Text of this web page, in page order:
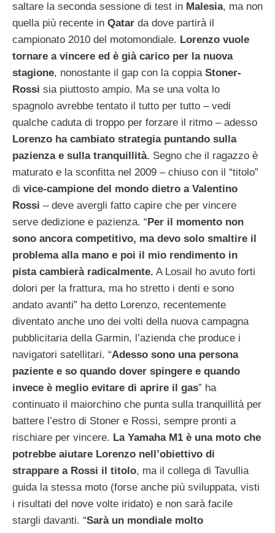
saltare la seconda sessione di test in Malesia, ma non
quella più recente in Qatar da dove partirà il
campionato 2010 del motomondiale. Lorenzo vuole
tornare a vincere ed è già carico per la nuova
stagione, nonostante il gap con la coppia Stoner-
Rossi sia piuttosto ampio. Ma se una volta lo
spagnolo avrebbe tentato il tutto per tutto – vedi
qualche caduta di troppo per forzare il ritmo – adesso
Lorenzo ha cambiato strategia puntando sulla
pazienza e sulla tranquillità. Segno che il ragazzo è
maturato e la sconfitta nel 2009 – chiuso con il “titolo”
di vice-campione del mondo dietro a Valentino
Rossi – deve avergli fatto capire che per vincere
serve dedizione e pazienza. “Per il momento non
sono ancora competitivo, ma devo solo smaltire il
problema alla mano e poi il mio rendimento in
pista cambierà radicalmente. A Losail ho avuto forti
dolori per la frattura, ma ho stretto i denti e sono
andato avanti” ha detto Lorenzo, recentemente
diventato anche uno dei volti della nuova campagna
pubblicitaria della Garmin, l’azienda che produce i
navigatori satellitari. “Adesso sono una persona
paziente e so quando dover spingere e quando
invece è meglio evitare di aprire il gas” ha
continuato il maiorchino che punta sulla tranquillità per
battere l’estro di Stoner e Rossi, sempre pronti a
rischiare per vincere. La Yamaha M1 è una moto che
potrebbe aiutare Lorenzo nell’obiettivo di
strappare a Rossi il titolo, ma il collega di Tavullia
guida la stessa moto (forse anche più sviluppata, visti
i risultati del nove volte iridato) e non sarà facile
stargli davanti. “Sarà un mondiale molto